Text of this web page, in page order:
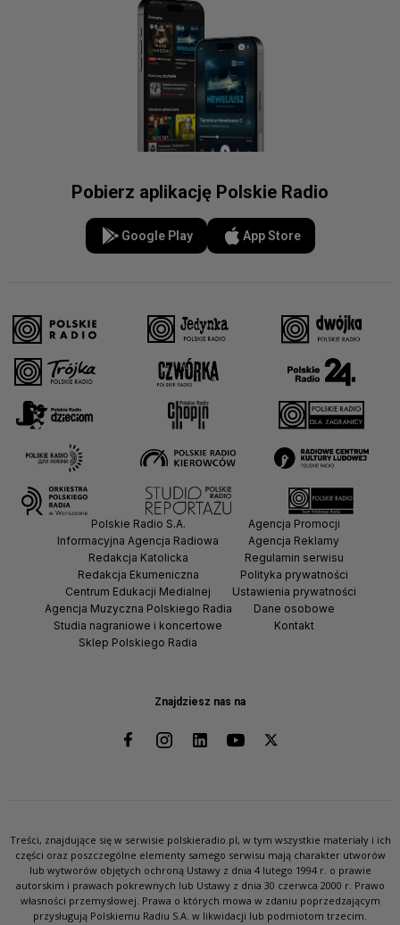
Pobierz aplikację Polskie Radio
Google Play App Store
Znajdziesz nas na
Polskie Radio S.A.
Informacyjna Agencja Radiowa
Redakcja Katolicka
Redakcja Ekumeniczna
Centrum Edukacji Medialnej
Agencja Muzyczna Polskiego Radia
Studia nagraniowe i koncertowe
Sklep Polskiego Radia
Agencja Promocji
Agencja Reklamy
Regulamin serwisu
Polityka prywatności
Ustawienia prywatności
Dane osobowe
Kontakt
Treści, znajdujące się w serwisie polskieradio.pl, w tym wszystkie materiały i ich
części oraz poszczególne elementy samego serwisu mają charakter utworów
lub wytworów objętych ochroną Ustawy z dnia 4 lutego 1994 r. o prawie
autorskim i prawach pokrewnych lub Ustawy z dnia 30 czerwca 2000 r. Prawo
własności przemysłowej. Prawa o których mowa w zdaniu poprzedzającym
przysługują Polskiemu Radiu S.A. w likwidacji lub podmiotom trzecim.